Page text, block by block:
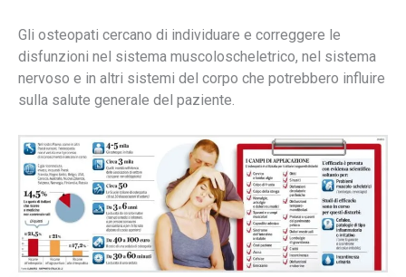
Gli osteopati cercano di individuare e correggere le
disfunzioni nel sistema muscoloscheletrico, nel sistema
nervoso e in altri sistemi del corpo che potrebbero influire
sulla salute generale del paziente.